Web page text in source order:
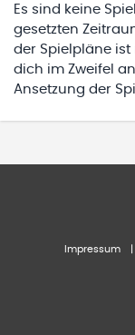
Es sind keine
gesetzten
der Spielpläne
dich im Zweifel
Ansetzung der
Impressum